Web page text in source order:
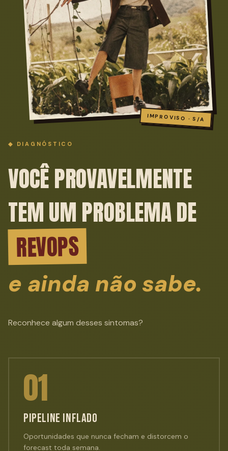
IMPROVISO · S/A
◆ DIAGNÓSTICO
VOCÊ PROVAVELMENTE
TEM UM PROBLEMA DE
REVOPS
e ainda não sabe.
Reconhece algum desses sintomas?
01
PIPELINE INFLADO
Oportunidades que nunca fecham e distorcem o
forecast toda semana.